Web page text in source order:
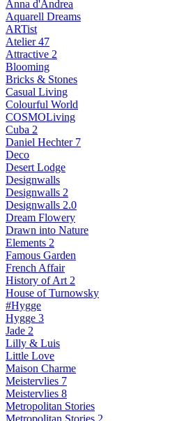
Anna d'Andrea
Aquarell Dreams
ARTist
Atelier 47
Attractive 2
Blooming
Bricks & Stones
Casual Living
Colourful World
COSMOLiving
Cuba 2
Daniel Hechter 7
Deco
Desert Lodge
Designwalls
Designwalls 2
Designwalls 2.0
Dream Flowery
Drawn into Nature
Elements 2
Famous Garden
French Affair
History of Art 2
House of Turnowsky
#Hygge
Hygge 3
Jade 2
Lilly & Luis
Little Love
Maison Charme
Meistervlies 7
Meistervlies 8
Metropolitan Stories
Metropolitan Stories 2